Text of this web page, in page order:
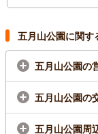
然の景色を楽しめる
り」も開催され、邦
五月山公園に関す
五月山公園の
五月山公園の
五月山公園周